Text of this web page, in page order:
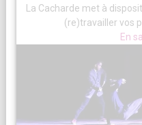
La Cacharde met à
(re)travailler vos
En